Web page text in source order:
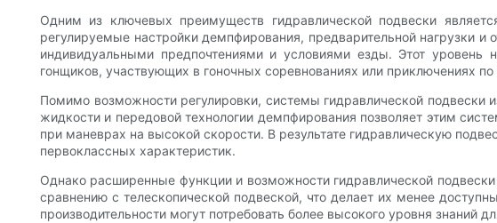
Одним из ключевых преимуществ гидравлической подвески
регулируемые настройки демпфирования, предварительной нагрузки и
индивидуальными предпочтениями и условиями езды. Этот уровень
гонщиков, участвующих в гоночных соревнованиях или приключениях
Помимо возможности регулировки, системы гидравлической подвески
жидкости и передовой технологии демпфирования позволяет этим
при маневрах на высокой скорости. В результате гидравлическую
первоклассных характеристик.
Однако расширенные функции и возможности гидравлической
сравнению с телескопической подвеской, что делает их менее
производительности могут потребовать более высокого уровня